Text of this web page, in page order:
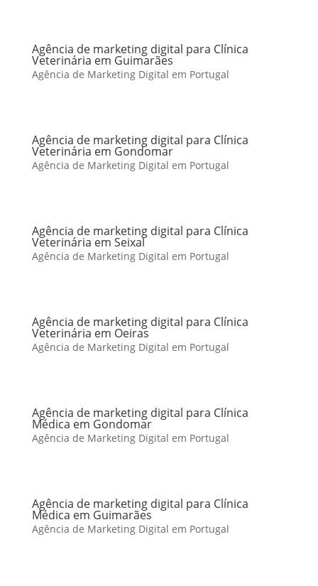
Agência de marketing digital para Clínica
Veterinária em Guimarães
Agência de Marketing Digital em Portugal
Agência de marketing digital para Clínica
Veterinária em Gondomar
Agência de Marketing Digital em Portugal
Agência de marketing digital para Clínica
Veterinária em Seixal
Agência de Marketing Digital em Portugal
Agência de marketing digital para Clínica
Veterinária em Oeiras
Agência de Marketing Digital em Portugal
Agência de marketing digital para Clínica
Médica em Gondomar
Agência de Marketing Digital em Portugal
Agência de marketing digital para Clínica
Médica em Guimarães
Agência de Marketing Digital em Portugal